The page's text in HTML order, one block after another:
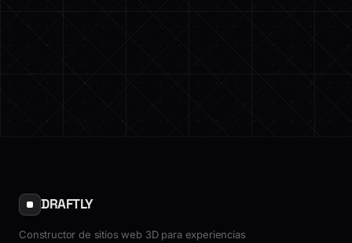
DRAFTLY
Constructor de sitios web 3D para experiencias